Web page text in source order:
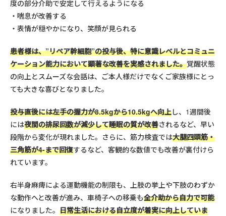
度の部分介助で安定して行えるようになる
喘息が改善する
表情が穏やかになり、笑顔が見られる
患者様は、”リペア幹細胞”の投与後、特に意識レベルとコミュニ
ケーション能力において顕著な改善を実感されました。覚醒状態
の向上とスムーズな会話は、ご本人様だけでなくご家族様にとっ
ても大きな喜びとなりました。
投与直後には左手の握力が8.5kgから10.5kgへ向上し、1週間後
には夜間の排尿回数が減少して睡眠の質が改善されるなど、早い
段階から変化が現れました。さらに、筋力検査では大腿四頭筋・
三角筋が4-まで回復するなど、客観的な数値でも改善が裏付けら
れています。
右半身麻痺による運動機能の制限も、上肢の挙上や下肢のわずか
な動作へと改善が進み、車椅子への移乗も全介助から自力で可能
になりました。 日常生活における自立度が着実に向上していま